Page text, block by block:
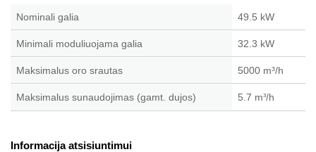
Nominali galia 49.5 kW
Minimali moduliuojama galia 32.3 kW
Maksimalus oro srautas 5000 m³/h
Maksimalus sunaudojimas (gamt. dujos) 5.7 m³/h
Informacija atsisiuntimui